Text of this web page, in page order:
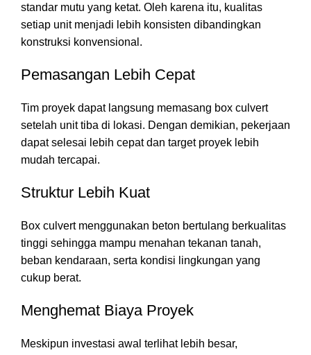
standar mutu yang ketat. Oleh karena itu, kualitas
setiap unit menjadi lebih konsisten dibandingkan
konstruksi konvensional.
Pemasangan Lebih Cepat
Tim proyek dapat langsung memasang box culvert
setelah unit tiba di lokasi. Dengan demikian, pekerjaan
dapat selesai lebih cepat dan target proyek lebih
mudah tercapai.
Struktur Lebih Kuat
Box culvert menggunakan beton bertulang berkualitas
tinggi sehingga mampu menahan tekanan tanah,
beban kendaraan, serta kondisi lingkungan yang
cukup berat.
Menghemat Biaya Proyek
Meskipun investasi awal terlihat lebih besar,